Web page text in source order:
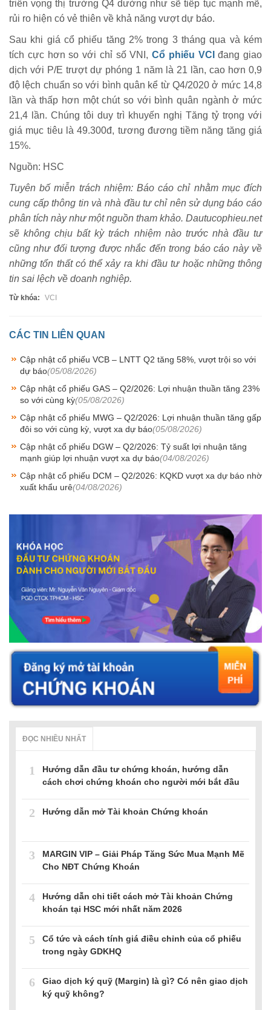
triển vọng thị trường Q4 dường như sẽ tiếp tục mạnh mẽ,
rủi ro hiện có vẻ thiên về khả năng vượt dự báo.
Sau khi giá cổ phiếu tăng 2% trong 3 tháng qua và kém
tích cực hơn so với chỉ số VNI, Cổ phiếu VCI đang giao
dịch với P/E trượt dự phóng 1 năm là 21 lần, cao hơn 0,9
độ lệch chuẩn so với bình quân kể từ Q4/2020 ở mức 14,8
lần và thấp hơn một chút so với bình quân ngành ở mức
21,4 lần. Chúng tôi duy trì khuyến nghị Tăng tỷ trọng với
giá mục tiêu là 49.300đ, tương đương tiềm năng tăng giá
15%.
Nguồn: HSC
Tuyên bố miễn trách nhiệm: Báo cáo chỉ nhằm mục đích
cung cấp thông tin và nhà đầu tư chỉ nên sử dụng báo cáo
phân tích này như một nguồn tham khảo. Dautucophieu.net
sẽ không chịu bất kỳ trách nhiệm nào trước nhà đầu tư
cũng như đối tượng được nhắc đến trong báo cáo này về
những tổn thất có thể xảy ra khi đầu tư hoặc những thông
tin sai lệch về doanh nghiệp.
Từ khóa: VCI
CÁC TIN LIÊN QUAN
Cập nhật cổ phiếu VCB – LNTT Q2 tăng 58%, vượt trội so với
dự báo(05/08/2026)
Cập nhật cổ phiếu GAS – Q2/2026: Lợi nhuận thuần tăng 23%
so với cùng kỳ(05/08/2026)
Cập nhật cổ phiếu MWG – Q2/2026: Lợi nhuận thuần tăng gấp
đôi so với cùng kỳ, vượt xa dự báo(05/08/2026)
Cập nhật cổ phiếu DGW – Q2/2026: Tỷ suất lợi nhuận tăng
mạnh giúp lợi nhuận vượt xa dự báo(04/08/2026)
Cập nhật cổ phiếu DCM – Q2/2026: KQKD vượt xa dự báo nhờ
xuất khẩu urê(04/08/2026)
ĐỌC NHIỀU NHẤT
1
Hướng dẫn đầu tư chứng khoán, hướng dẫn
cách chơi chứng khoán cho người mới bắt đầu
2 Hướng dẫn mở Tài khoản Chứng khoán
3
MARGIN VIP – Giải Pháp Tăng Sức Mua Mạnh Mẽ
Cho NĐT Chứng Khoán
4
Hướng dẫn chi tiết cách mở Tài khoản Chứng
khoán tại HSC mới nhất năm 2026
5
Cổ tức và cách tính giá điều chỉnh của cổ phiếu
trong ngày GDKHQ
6
Giao dịch ký quỹ (Margin) là gì? Có nên giao dịch
ký quỹ không?